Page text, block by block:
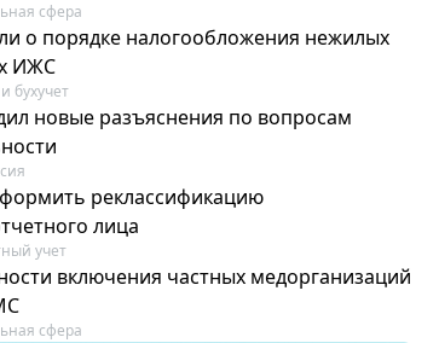
сфера
о порядке налогообложения нежилых
ИЖС
бухучет
новые разъяснения по вопросам
реклассификацию
лица
учет
включения частных медорганизаций
сфера